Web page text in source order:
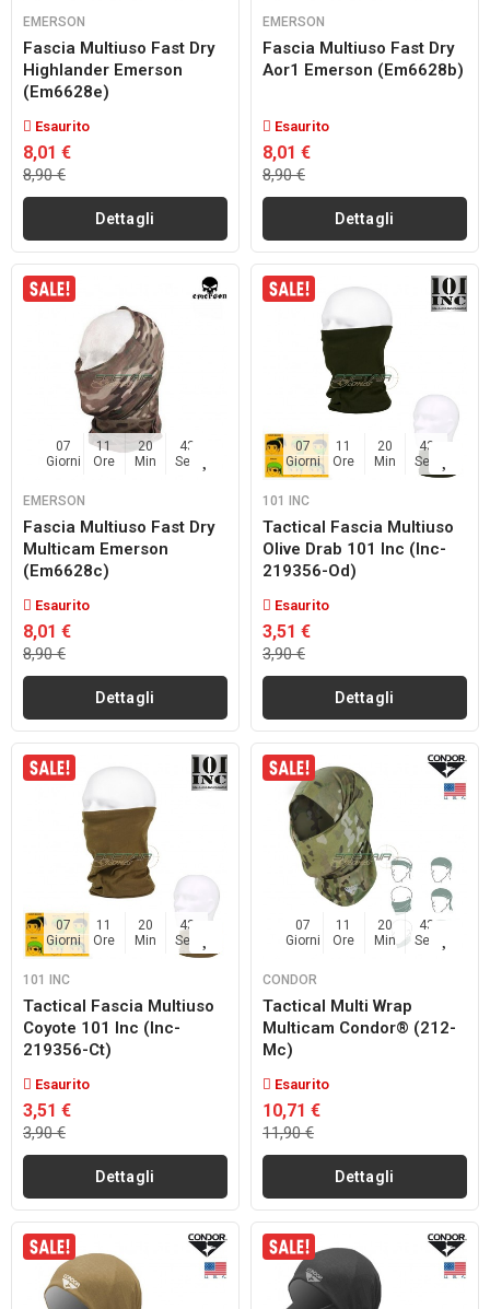
EMERSON
Fascia Multiuso Fast Dry
Highlander Emerson
(em6628e)
Esaurito
8,01 €
8,90 €
Dettagli
EMERSON
Fascia Multiuso Fast Dry
Aor1 Emerson (em6628b)
Esaurito
8,01 €
8,90 €
Dettagli
07
Giorni
11
Ore
20
Min
42
Sec
EMERSON
Fascia Multiuso Fast Dry
Multicam Emerson
(em6628c)
Esaurito
8,01 €
8,90 €
Dettagli
07
Giorni
11
Ore
20
Min
42
Sec
101 INC
Tactical Fascia Multiuso
Olive Drab 101 Inc (inc-
219356-Od)
Esaurito
3,51 €
3,90 €
Dettagli
07
Giorni
11
Ore
20
Min
42
Sec
101 INC
Tactical Fascia Multiuso
Coyote 101 Inc (inc-
219356-Ct)
Esaurito
3,51 €
3,90 €
Dettagli
07
Giorni
11
Ore
20
Min
42
Sec
CONDOR
Tactical Multi Wrap
Multicam Condor® (212-
Mc)
Esaurito
10,71 €
11,90 €
Dettagli